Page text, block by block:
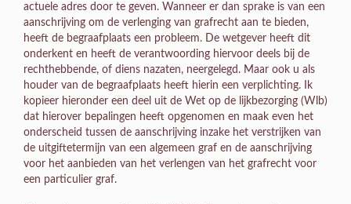
actuele adres door te geven. Wanneer er dan sprake is van een
aanschrijving om de verlenging van grafrecht aan te bieden,
heeft de begraafplaats een probleem. De wetgever heeft dit
onderkent en heeft de verantwoording hiervoor deels bij de
rechthebbende, of diens nazaten, neergelegd. Maar ook u als
houder van de begraafplaats heeft hierin een verplichting. Ik
kopieer hieronder een deel uit de Wet op de lijkbezorging (Wlb)
dat hierover bepalingen heeft opgenomen en maak even het
onderscheid tussen de aanschrijving inzake het verstrijken van
de uitgiftetermijn van een algemeen graf en de aanschrijving
voor het aanbieden van het verlengen van het grafrecht voor
een particulier graf.